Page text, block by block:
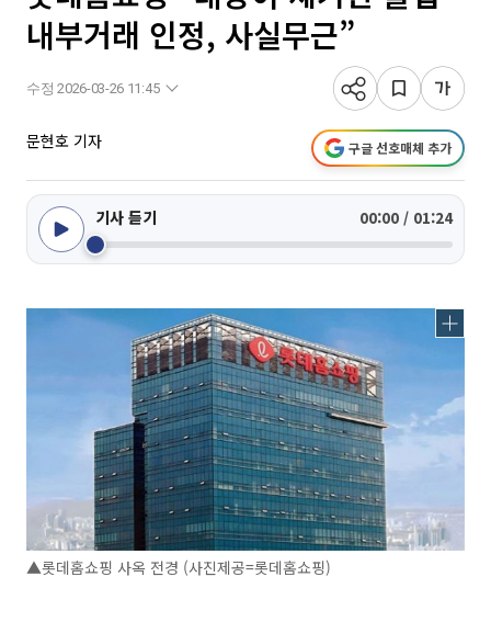
내부거래 인정, 사실무근”
수정 2026-03-26 11:45
문현호 기자 구글 선호매체 추가
기사 듣기 00:00 / 01:24
▲롯데홈쇼핑 사옥 전경 (사진제공=롯데홈쇼핑)